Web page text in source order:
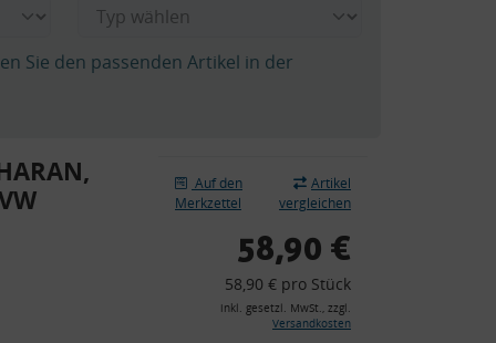
Sie den passenden Artikel in der
Auf den
Merkzettel
Artikel
vergleichen
58,90 €
58,90 € pro Stück
inkl. gesetzl. MwSt., zzgl.
Versandkosten